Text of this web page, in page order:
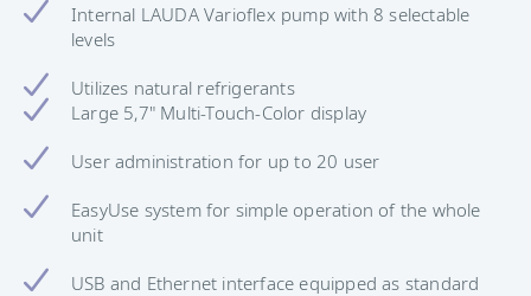
Internal LAUDA Varioflex pump with 8 selectable
levels
Utilizes natural refrigerants
Large 5,7" Multi-Touch-Color display
User administration for up to 20 user
EasyUse system for simple operation of the whole
unit
USB and Ethernet interface equipped as standard